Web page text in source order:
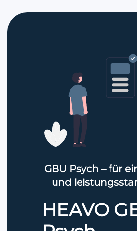
GBU Psych – für
und
HEAVO